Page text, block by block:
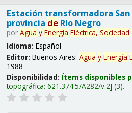
Estación transformadora
provincia deRío Negro
por Agua y Energía Eléctrica, Sociedad
Idioma: Español
Editor: Buenos Aires: Agua y Energía
1988
Disponibilidad: Ítems disponibles
topográfica: 621.374.5/A282/v.2 (3).